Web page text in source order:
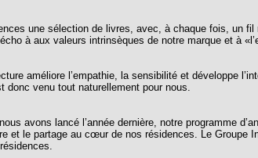
une sélection de livres, avec, à chaque fois, un
à aux valeurs intrinsèques de notre marque et à
améliore l’empathie, la sensibilité et développe
donc venu tout naturellement pour nous.
avons lancé l’année dernière, notre programme
le partage au cœur de nos résidences. Le Groupe